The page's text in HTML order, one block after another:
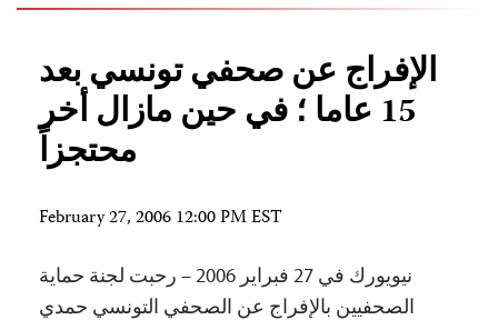
الإفراج عن صحفي تونسي بعد
15 عاما ؛ في حين مازال أخر
محتجزاً
February 27, 2006 12:00 PM EST
نيويورك في 27 فبراير 2006 – رحبت لجنة حماية
الصحفيين بالإفراج عن الصحفي التونسي حمدي